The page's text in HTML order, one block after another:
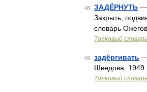
48 ЗАДЁРНУТЬ —
Закрыть,
словарь
Толковый
49 задёргивать —
Шведова. 1949
Толковый